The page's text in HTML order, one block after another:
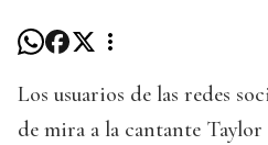
Los usuarios de las redes
de mira a la cantante